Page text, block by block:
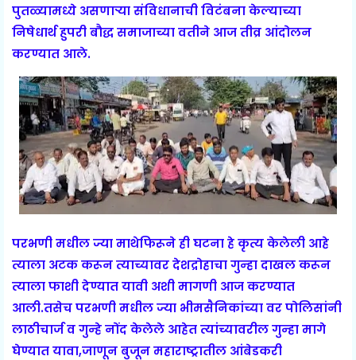
पुतळ्यामध्ये असणाऱ्या संविधानाची विटंबना केल्याच्या
निषेधार्थ हुपरी बौद्ध समाजाच्या वतीने आज तीव्र आंदोलन
करण्यात आले.
परभणी मधील ज्या माथेफिरूने ही घटना हे कृत्य केलेली आहे
त्याला अटक करून त्याच्यावर देशद्रोहाचा गुन्हा दाखल करून
त्याला फाशी देण्यात यावी अशी मागणी आज करण्यात
आली.तसेच परभणी मधील ज्या भीमसैनिकांच्या वर पोलिसांनी
लाठीचार्ज व गुन्हे नोंद केलेले आहेत त्यांच्यावरील गुन्हा मागे
घेण्यात यावा,जाणून बुजून महाराष्ट्रातील आंबेडकरी